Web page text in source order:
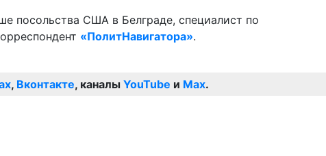
посольства США в Белграде, специалист по
«ПолитНавигатора».
, Вконтакте, каналы YouTube и Max.